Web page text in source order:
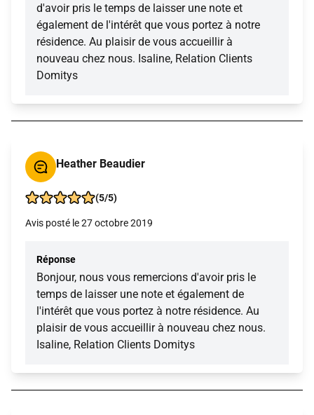
d'avoir pris le temps de laisser une note et
également de l'intérêt que vous portez à notre
résidence. Au plaisir de vous accueillir à
nouveau chez nous. Isaline, Relation Clients
Domitys
Heather Beaudier
(5/5)
Avis posté le 27 octobre 2019
Réponse
Bonjour, nous vous remercions d'avoir pris le
temps de laisser une note et également de
l'intérêt que vous portez à notre résidence. Au
plaisir de vous accueillir à nouveau chez nous.
Isaline, Relation Clients Domitys